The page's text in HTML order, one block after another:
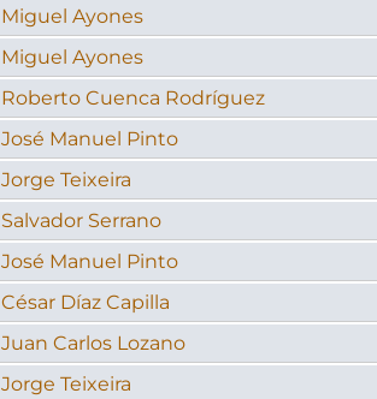
Miguel Ayones
Miguel Ayones
Roberto Cuenca Rodríguez
José Manuel Pinto
Jorge Teixeira
Salvador Serrano
José Manuel Pinto
César Díaz Capilla
Juan Carlos Lozano
Jorge Teixeira